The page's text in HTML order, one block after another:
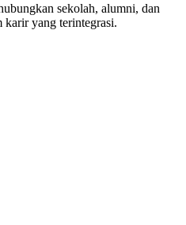
sekolah, alumni, dan
karir yang terintegrasi.